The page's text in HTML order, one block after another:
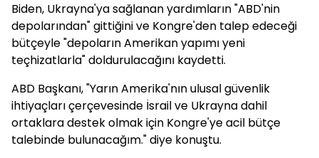
Biden, Ukrayna'ya sağlanan yardımların "ABD'nin
depolarından" gittiğini ve Kongre'den talep edeceği
bütçeyle "depoların Amerikan yapımı yeni
teçhizatlarla" doldurulacağını kaydetti.
ABD Başkanı, "Yarın Amerika'nın ulusal güvenlik
ihtiyaçları çerçevesinde İsrail ve Ukrayna dahil
ortaklara destek olmak için Kongre'ye acil bütçe
talebinde bulunacağım." diye konuştu.